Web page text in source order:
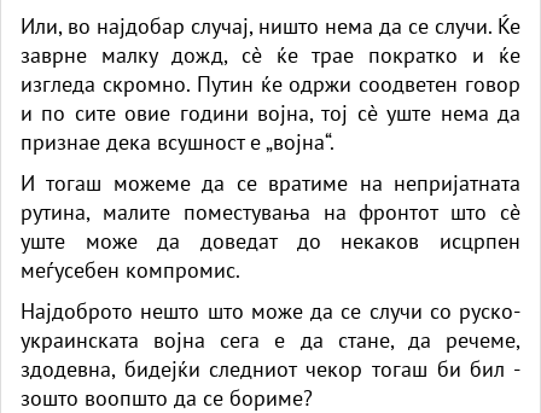
Или, во најдобар случај, ништо нема да се случи. Ќе
заврне малку дожд, сè ќе трае пократко и ќе
изгледа скромно. Путин ќе одржи соодветен говор
и по сите овие години војна, тој сè уште нема да
признае дека всушност е „војна“.
И тогаш можеме да се вратиме на непријатната
рутина, малите поместувања на фронтот што сè
уште може да доведат до некаков исцрпен
меѓусебен компромис.
Најдоброто нешто што може да се случи со руско-
украинската војна сега е да стане, да речеме,
здодевна, бидејќи следниот чекор тогаш би бил -
зошто воопшто да се бориме?